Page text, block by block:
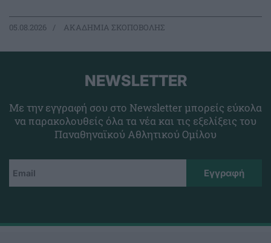
05.08.2026 ΑΚΑΔΗΜΙΑ ΣΚΟΠΟΒΟΛΗΣ
NEWSLETTER
Με την εγγραφή σου στο Newsletter μπορείς εύκολα
να παρακολουθείς όλα τα νέα και τις εξελίξεις του
Παναθηναϊκού Αθλητικού Ομίλου